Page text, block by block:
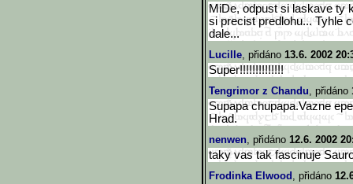
MiDe, odpust si laskave ty
si precist predlohu... Tyhle
dale...
Lucille, přidáno 13.6. 2002
Super!!!!!!!!!!!!!!
Tengrimor z Chandu, přidáno
Supapa chupapa.Vazne
Hrad.
nenwen, přidáno 12.6. 2002
taky vas tak fascinuje
Frodinka Elwood , přidáno